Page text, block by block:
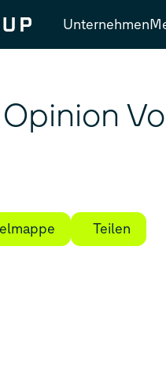
Unternehmen
Teilen